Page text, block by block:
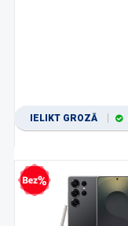
IELIKT GROZĀ
kredīts